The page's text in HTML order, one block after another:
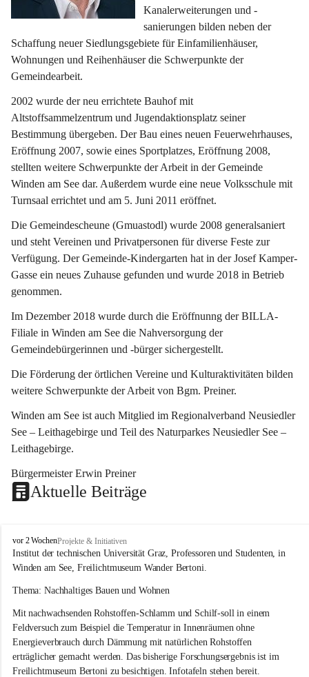
Kanalerweiterungen und -
sanierungen bilden neben der
Schaffung neuer Siedlungsgebiete für Einfamilienhäuser,
Wohnungen und Reihenhäuser die Schwerpunkte der
Gemeindearbeit.
2002 wurde der neu errichtete Bauhof mit
Altstoffsammelzentrum und Jugendaktionsplatz seiner
Bestimmung übergeben. Der Bau eines neuen Feuerwehrhauses,
Eröffnung 2007, sowie eines Sportplatzes, Eröffnung 2008,
stellten weitere Schwerpunkte der Arbeit in der Gemeinde
Winden am See dar. Außerdem wurde eine neue Volksschule mit
Turnsaal errichtet und am 5. Juni 2011 eröffnet.
Die Gemeindescheune (Gmuastodl) wurde 2008 generalsaniert
und steht Vereinen und Privatpersonen für diverse Feste zur
Verfügung. Der Gemeinde-Kindergarten hat in der Josef Kamper-
Gasse ein neues Zuhause gefunden und wurde 2018 in Betrieb
genommen.
Im Dezember 2018 wurde durch die Eröffnunng der BILLA-
Filiale in Winden am See die Nahversorgung der
Gemeindebürgerinnen und -bürger sichergestellt.
Die Förderung der örtlichen Vereine und Kulturaktivitäten bilden
weitere Schwerpunkte der Arbeit von Bgm. Preiner.
Winden am See ist auch Mitglied im Regionalverband Neusiedler
See – Leithagebirge und Teil des Naturparkes Neusiedler See –
Leithagebirge.
Bürgermeister Erwin Preiner
Aktuelle Beiträge
W
i
n
e
a
m
S
e
e
vor 2 WochenProjekte & Initiativen
Institut der technischen Universität Graz, Professoren und Studenten, in
Winden am See, Freilichtmuseum Wander Bertoni.
Thema: Nachhaltiges Bauen und Wohnen
Mit nachwachsenden Rohstoffen-Schlamm und Schilf-soll in einem
Feldversuch zum Beispiel die Temperatur in Innenräumen ohne
Energieverbrauch durch Dämmung mit natürlichen Rohstoffen
erträglicher gemacht werden. Das bisherige Forschungsergebnis ist im
Freilichtmuseum Bertoni zu besichtigen. Infotafeln stehen bereit.